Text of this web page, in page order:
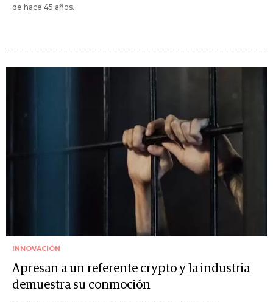
de hace 45 años.
INNOVACIÓN
Apresan a un referente crypto y la industria
demuestra su conmoción